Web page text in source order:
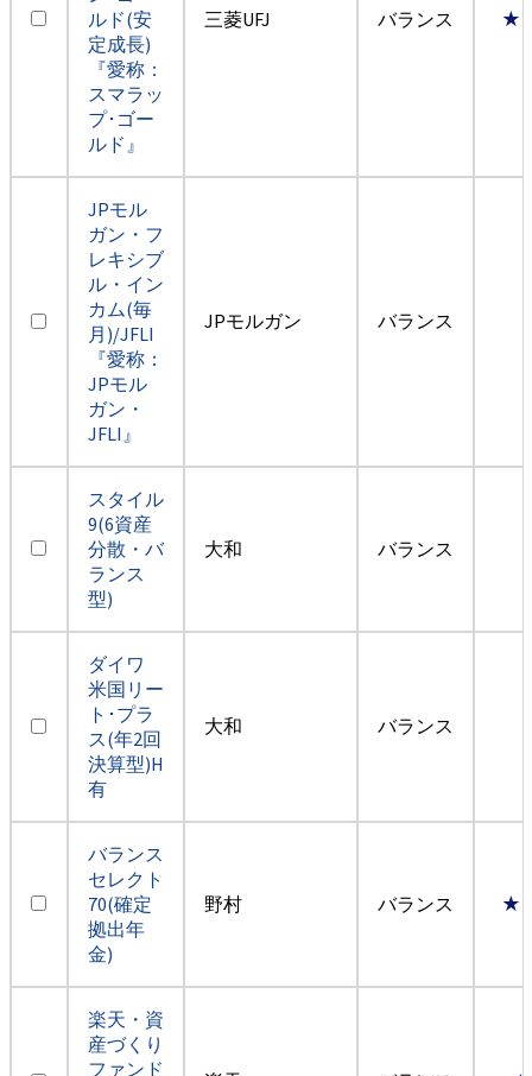
ルド(安
定成長)
『愛称：
スマラッ
プ･ゴー
ルド』
三菱UFJ バランス
JPモル
ガン・フ
レキシブ
ル・イン
カム(毎
月)/JFLI
『愛称：
JPモル
ガン・
JFLI』
JPモルガン バランス
スタイル
9(6資産
分散・バ
ランス
型)
大和 バランス
ダイワ
米国リー
ト･プラ
ス(年2回
決算型)H
有
大和 バランス
バランス
セレクト
70(確定
拠出年
金)
野村 バランス
楽天・資
産づくり
ファンド